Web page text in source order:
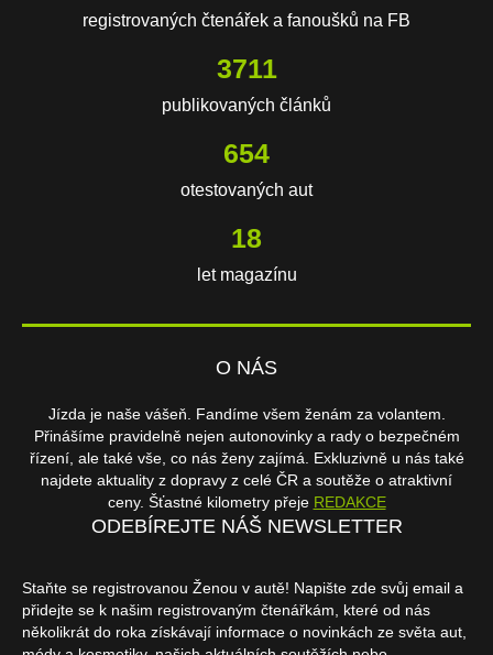
registrovaných čtenářek a fanoušků na FB
3711
publikovaných článků
654
otestovaných aut
18
let magazínu
O NÁS
Jízda je naše vášeň. Fandíme všem ženám za volantem.
Přinášíme pravidelně nejen autonovinky a rady o bezpečném
řízení, ale také vše, co nás ženy zajímá. Exkluzivně u nás také
najdete aktuality z dopravy z celé ČR a soutěže o atraktivní
ceny. Šťastné kilometry přeje REDAKCE
ODEBÍREJTE NÁŠ NEWSLETTER
Staňte se registrovanou Ženou v autě! Napište zde svůj email a
přidejte se k našim registrovaným čtenářkám, které od nás
několikrát do roka získávají informace o novinkách ze světa aut,